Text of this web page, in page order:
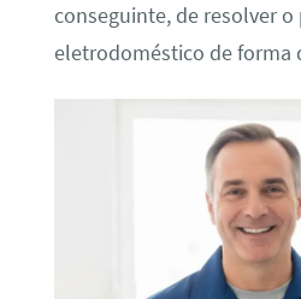
conseguinte, de resolver
eletrodoméstico de forma